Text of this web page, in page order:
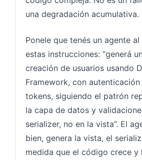
una degradación acumulativa.
Ponele que tenés un agente
estas instrucciones: “generá
creación de usuarios usando
Framework, con autenticación
tokens, siguiendo el patrón
la capa de datos y
serializer, no en la vista”. El
bien, genera la vista, el
medida que el código crece y